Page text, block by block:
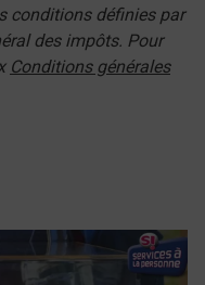
conditions définies par
des impôts. Pour
Conditions générales